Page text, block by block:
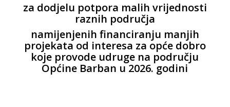
za dodjelu potpora malih vrijednosti
raznih područja
namijenjenih financiranju manjih
projekata od interesa za opće dobro
koje provode udruge na području
Općine Barban u 2026. godini